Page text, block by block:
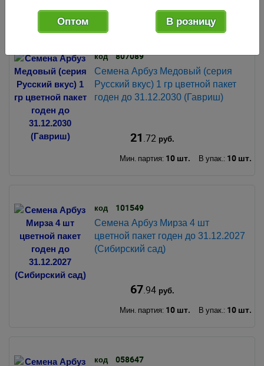
код 807089
Семена Арбуз Медовый (серия
Русский вкус) 1 гр цветной пакет
годен до 31.12.2030 (Гавриш)
21.72руб.
Мин. партия: 10 шт. В упак.: 10 шт.
код 101549
Семена Арбуз Мирза 4 шт
цветной пакет годен до 31.12.2027
(Сибирский сад)
67.94руб.
Мин. партия: 10 шт. В упак.: 10 шт.
код 058647
Оптом В розницу